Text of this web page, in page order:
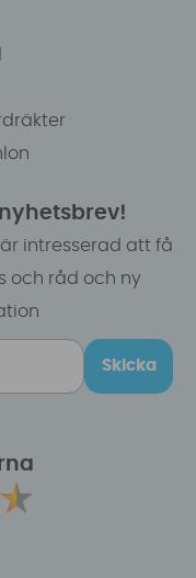
intresserad att få
och råd och ny
Skicka